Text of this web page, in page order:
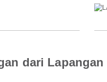
dari